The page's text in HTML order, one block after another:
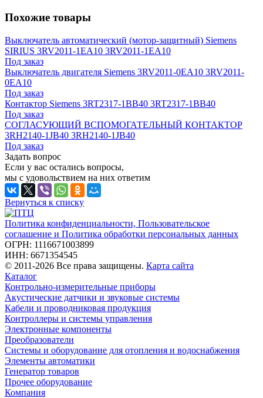
Похожие товары
Выключатель автоматический (мотор-защитный) Siemens
SIRIUS 3RV2011-1EA10 3RV2011-1EA10
Под заказ
Выключатель двигателя Siemens 3RV2011-0EA10 3RV2011-
0EA10
Под заказ
Контактор Siemens 3RT2317-1BB40 3RT2317-1BB40
Под заказ
СОГЛАСУЮЩИЙ ВСПОМОГАТЕЛЬНЫЙ КОНТАКТОР
3RH2140-1JB40 3RH2140-1JB40
Под заказ
Задать вопрос
Если у вас остались вопросы,
мы с удовольствием на них ответим
Вернуться к списку
Политика конфиденциальности, Пользовательское
соглашение и Политика обработки персональных данных
ОГРН: 1116671003899
ИНН: 6671354545
© 2011-2026 Все права защищены. Карта сайта
Каталог
Контрольно-измерительные приборы
Акустические датчики и звуковые системы
Кабели и проводниковая продукция
Контроллеры и системы управления
Электронные компоненты
Преобразователи
Системы и оборудование для отопления и водоснабжения
Элементы автоматики
Генератор товаров
Прочее оборудование
Компания